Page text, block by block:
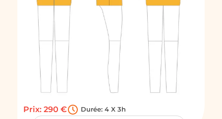
Prix: 290 € Durée: 4 X 3h